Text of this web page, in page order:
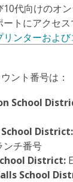
代向けのオ
ートにアクセ
リンターおよ
ント番号は：
School
School District:
ンチ番号
District:
School